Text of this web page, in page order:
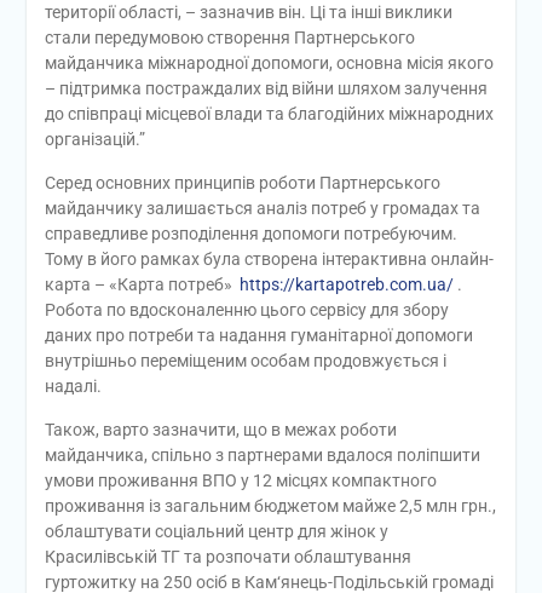
території області, – зазначив він. Ці та інші виклики
стали передумовою створення Партнерського
майданчика міжнародної допомоги, основна місія якого
– підтримка постраждалих від війни шляхом залучення
до співпраці місцевої влади та благодійних міжнародних
організацій.”
Серед основних принципів роботи Партнерського
майданчику залишається аналіз потреб у громадах та
справедливе розподілення допомоги потребуючим.
Тому в його рамках була створена інтерактивна онлайн-
карта – «Карта потреб» https://kartapotreb.com.ua/.
Робота по вдосконаленню цього сервісу для збору
даних про потреби та надання гуманітарної допомоги
внутрішньо переміщеним особам продовжується і
надалі.
Також, варто зазначити, що в межах роботи
майданчика, спільно з партнерами вдалося поліпшити
умови проживання ВПО у 12 місцях компактного
проживання із загальним бюджетом майже 2,5 млн грн.,
облаштувати соціальний центр для жінок у
Красилівській ТГ та розпочати облаштування
гуртожитку на 250 осіб в Кам‘янець-Подільській громаді